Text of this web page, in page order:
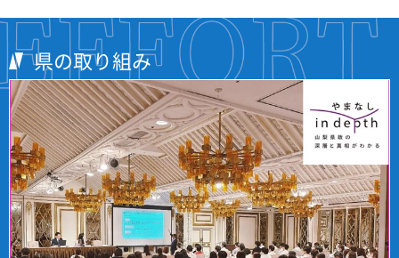
県の取り組み